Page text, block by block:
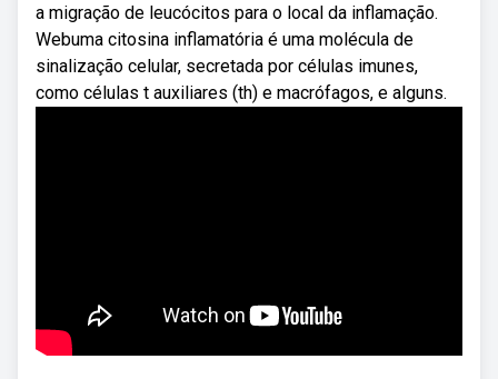
a migração de leucócitos para o local da inflamação.
Webuma citosina inflamatória é uma molécula de
sinalização celular, secretada por células imunes,
como células t auxiliares (th) e macrófagos, e alguns.